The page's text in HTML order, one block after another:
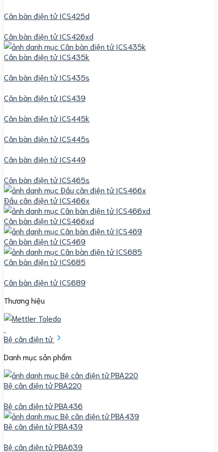
Cân bàn điện tử ICS425d
Cân bàn điện tử ICS426xd
Cân bàn điện tử ICS435k
Cân bàn điện tử ICS435s
Cân bàn điện tử ICS439
Cân bàn điện tử ICS445k
Cân bàn điện tử ICS445s
Cân bàn điện tử ICS449
Cân bàn điện tử ICS465s
Đầu cân điện tử ICS466x
Cân bàn điện tử ICS466xd
Cân bàn điện tử ICS469
Cân bàn điện tử ICS685
Cân bàn điện tử ICS689
Thương hiệu
Bệ cân điện tử
Danh mục sản phẩm
Bệ cân điện tử PBA220
Bệ cân điện tử PBA436
Bệ cân điện tử PBA439
Bệ cân điện tử PBA639